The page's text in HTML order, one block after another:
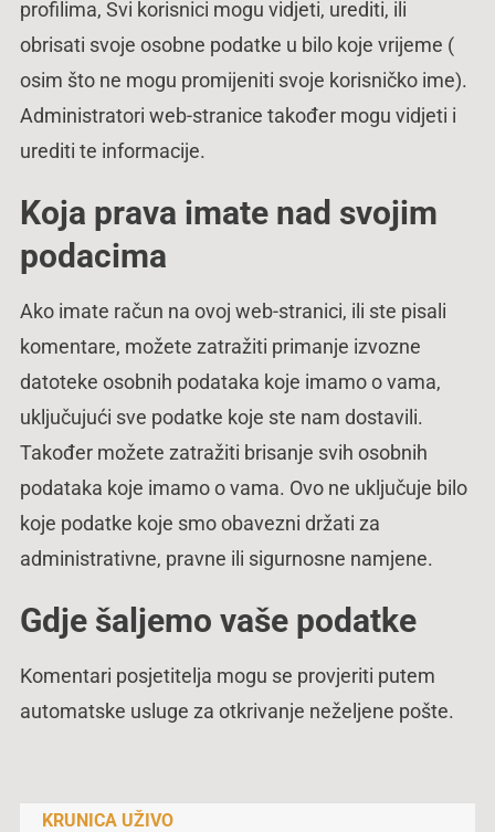
profilima, Svi korisnici mogu vidjeti, urediti, ili
obrisati svoje osobne podatke u bilo koje vrijeme (
osim što ne mogu promijeniti svoje korisničko ime).
Administratori web-stranice također mogu vidjeti i
urediti te informacije.
Koja prava imate nad svojim
podacima
Ako imate račun na ovoj web-stranici, ili ste pisali
komentare, možete zatražiti primanje izvozne
datoteke osobnih podataka koje imamo o vama,
uključujući sve podatke koje ste nam dostavili.
Također možete zatražiti brisanje svih osobnih
podataka koje imamo o vama. Ovo ne uključuje bilo
koje podatke koje smo obavezni držati za
administrativne, pravne ili sigurnosne namjene.
Gdje šaljemo vaše podatke
Komentari posjetitelja mogu se provjeriti putem
automatske usluge za otkrivanje neželjene pošte.
KRUNICA UŽIVO